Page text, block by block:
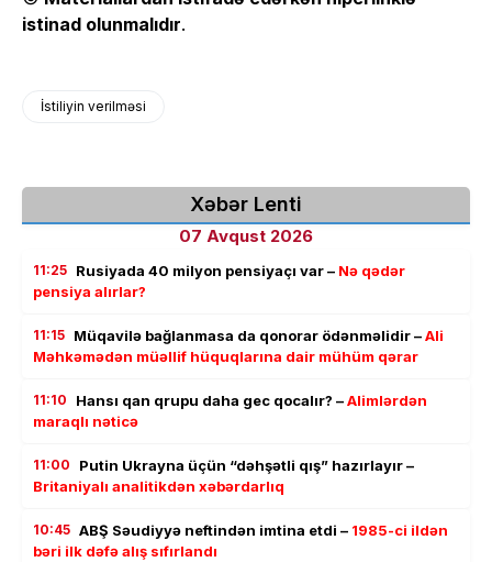
istinad olunmalıdır.
İstiliyin verilməsi
Xəbər Lenti
07 Avqust 2026
11:25 Rusiyada 40 milyon pensiyaçı var – Nə qədər
pensiya alırlar?
11:15 Müqavilə bağlanmasa da qonorar ödənməlidir –Ali
Məhkəmədən müəllif hüquqlarına dair mühüm qərar
11:10 Hansı qan qrupu daha gec qocalır? –Alimlərdən
maraqlı nəticə
11:00
Putin Ukrayna üçün “dəhşətli qış” hazırlayır –
Britaniyalı analitikdən xəbərdarlıq
10:45 ABŞ Səudiyyə neftindən imtina etdi – 1985-ci ildən
bəri ilk dəfə alış sıfırlandı